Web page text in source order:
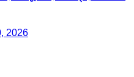
2026